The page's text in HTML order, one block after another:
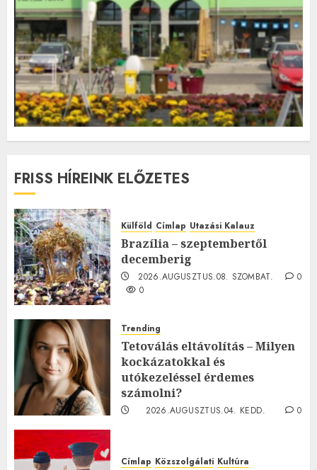
FRISS HÍREINK ELŐZETES
Külföld Címlap Utazási Kalauz
Brazília – szeptembertől
decemberig
2026.AUGUSZTUS.08. SZOMBAT.
0
0
Trending
Tetoválás eltávolítás – Milyen
kockázatokkal és
utókezeléssel érdemes
számolni?
2026.AUGUSZTUS.04. KEDD.
0
Címlap Közszolgálati Kultúra